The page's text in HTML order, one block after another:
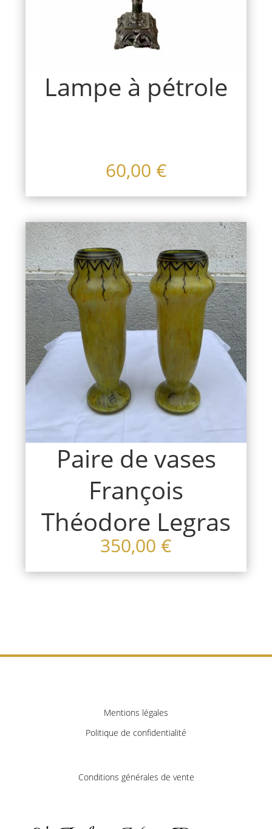
Lampe à pétrole
60,00 €
Paire de vases
François
Théodore Legras
350,00 €
Mentions légales
Politique de confidentialité
Conditions générales de vente